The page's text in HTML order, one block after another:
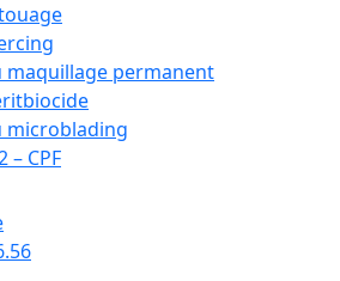
maquillage permanent
microblading
– CPF